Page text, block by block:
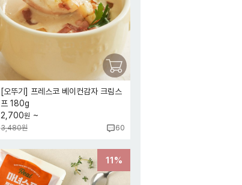
[오뚜기] 프레스코 베이컨감자 크림스
프 180g
2,700원 ~
3,480원 60
11%